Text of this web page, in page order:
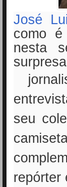
José
como
nesta
seu
repórter